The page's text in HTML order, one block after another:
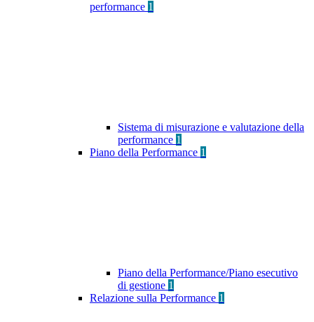
performance 1
Sistema di misurazione e valutazione della
performance 1
Piano della Performance 1
Piano della Performance/Piano esecutivo
di gestione 1
Relazione sulla Performance 1